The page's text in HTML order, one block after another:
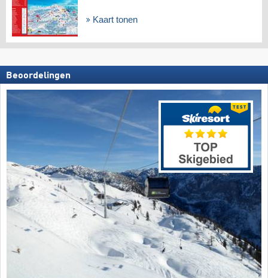
Kaart tonen
Beoordelingen